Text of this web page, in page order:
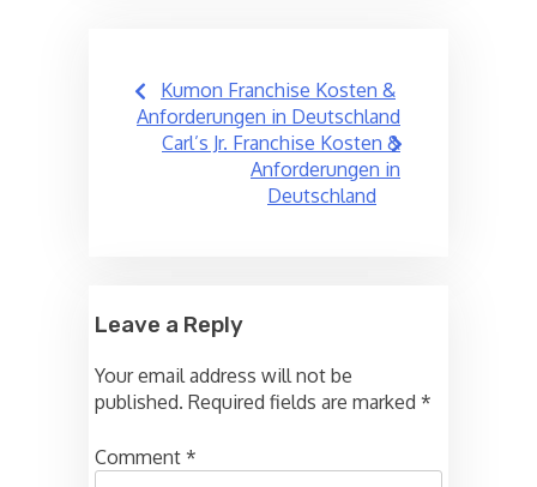
Post
navigation
Kumon Franchise Kosten &
Anforderungen in Deutschland
Carl’s Jr. Franchise Kosten &
Anforderungen in
Deutschland
Leave a Reply
Your email address will not be
published. Required fields are marked *
Comment *